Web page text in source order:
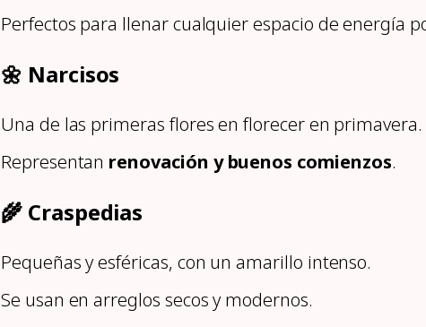
Perfectos para llenar cualquier espacio de energía
🌼 Narcisos
Una de las primeras flores en florecer en primavera.
Representan renovación y buenos comienzos.
🌾 Craspedias
Pequeñas y esféricas, con un amarillo intenso.
Se usan en arreglos secos y modernos.